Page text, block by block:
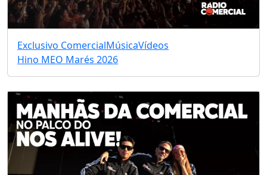
Exclusivo ComercialMúsicaVídeos
Hino MEO Marés 2026